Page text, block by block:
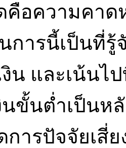
อความคาด
การนี้เป็นที่
งิน และเน้นไ
นขั้นต่ำเป็นห
การปัจจัยเสี่